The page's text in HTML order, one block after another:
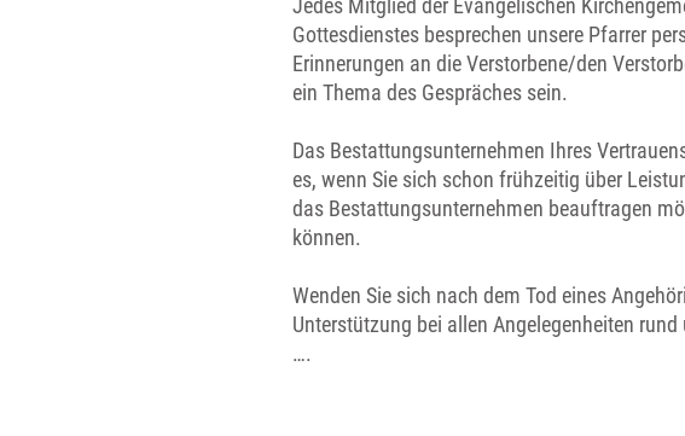
Jedes Mitglied der Evangelischen
Gottesdienstes besprechen unsere Pfarrer
Erinnerungen an die Verstorbene/den
ein Thema des Gespräches sein.
Das Bestattungsunternehmen Ihres
es, wenn Sie sich schon frühzeitig über
das Bestattungsunternehmen beauftragen
können.
Wenden Sie sich nach dem Tod eines
Unterstützung bei allen Angelegenheiten
….